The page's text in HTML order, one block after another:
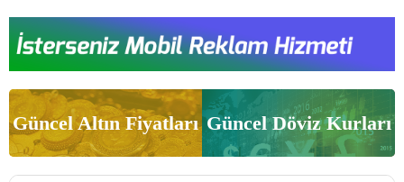
Güncel Altın Fiyatları Güncel Döviz Kurları